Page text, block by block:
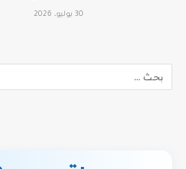
30 يوليو، 2026